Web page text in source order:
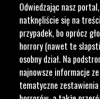
Odwiedzając nasz
natknęliście się na
przypadek, bo oprócz
horrory (nawet te
osobny dział. Na
najnowsze informacje
tematyczne zestawienia